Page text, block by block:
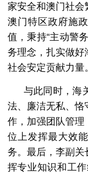
家安全和澳门社
澳门特区政府施
值，秉持“主动警
务理念，扎实做好
社会安定贡献力量
与此同时，海
法、廉洁无私、恪
作，加强团队管理
位上发挥最大效
务。最后，李副关
挥专业知识和工